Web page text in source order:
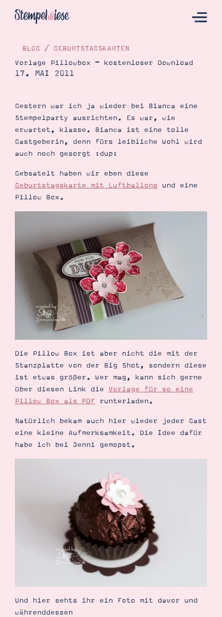
Katalog
Bestellen
Kontakt
Demonstrator werden
Gutscheine
Produkte erklärt
Über mich
Über Stampin’ Up!
Tipps & Tricks
Ordnungstipps
Impressum Datenschutz
BLOG / GEBURTSTAGSKARTEN
Vorlage Pillowbox – kostenloser Download
17. MAI 2011
Gestern war ich ja wieder bei Bianca eine
Stempelparty ausrichten. Es war, wie
erwartet, klasse. Bianca ist eine tolle
Gastgeberin, denn fürs leibliche Wohl wird
auch noch gesorgt :dup:
Gebsatelt haben wir eben diese
Geburtstagskarte mit Luftballons und eine
Pillow Box.
Die Pillow Box ist aber nicht die mit der
Stanzplatte von der Big Shot, sondern diese
ist etwas größer. Wer mag, kann sich gerne
über diesen Link die Vorlage für so eine
Pillow Box als PDF runterladen.
Natürlich bekam auch hier wieder jeder Gast
eine kleine Aufmerksamkeit. Die Idee dafür
habe ich bei Jenni gemopst.
Und hier sehts ihr ein Foto mit davor und
währenddessen